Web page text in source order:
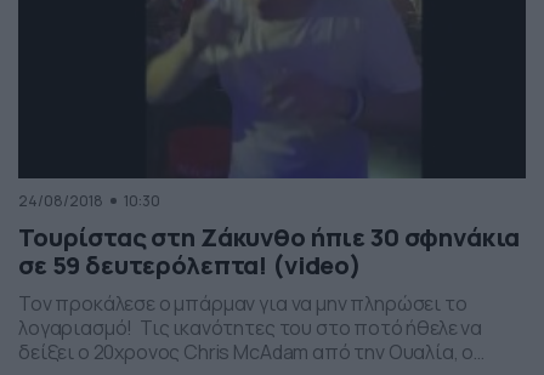
24/08/2018 10:30
Τουρίστας στη Ζάκυνθο ήπιε 30 σφηνάκια
σε 59 δευτερόλεπτα! (video)
Τον προκάλεσε ο μπάρμαν για να μην πληρώσει το
λογαριασμό! Τις ικανότητες του στο ποτό ήθελε να
δείξει ο 20χρονος Chris McAdam από την Ουαλία, ο